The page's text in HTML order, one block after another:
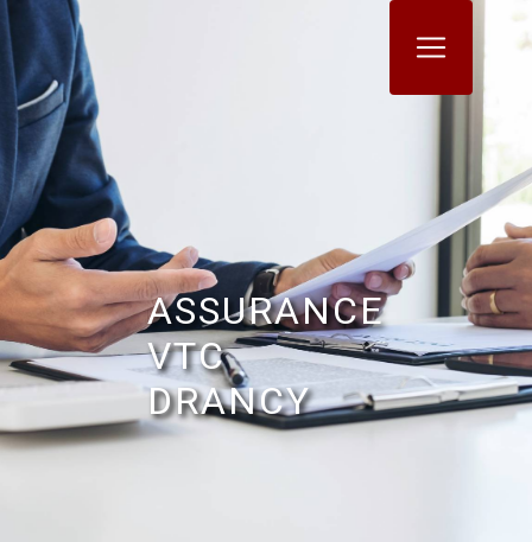
ASSURANCE
VTC
DRANCY
Panneau de gestion des cookies